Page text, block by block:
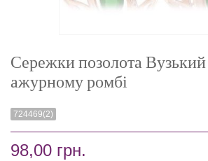
Сережки позолота
ажурному ромбі
724469(2)
98,00 грн.